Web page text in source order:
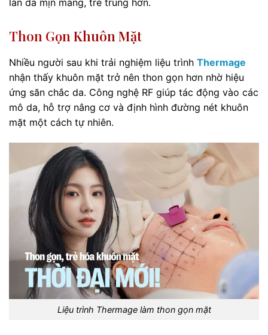
làn da mịn màng, trẻ trung hơn.
Thon Gọn Khuôn Mặt
Nhiều người sau khi trải nghiệm liệu trình Thermage
nhận thấy khuôn mặt trở nên thon gọn hơn nhờ hiệu
ứng săn chắc da. Công nghệ RF giúp tác động vào các
mô da, hỗ trợ nâng cơ và định hình đường nét khuôn
mặt một cách tự nhiên.
Liệu trình Thermage làm thon gọn mặt